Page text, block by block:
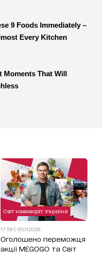
Світ навиворіт. Україна
17:56 | 15.01.2026
Оголошено переможця
акції MEGOGO та Світ